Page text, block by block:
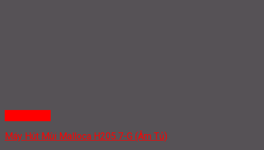
Máy Hút Mùi Malloca H205.7-G (Âm Tủ)